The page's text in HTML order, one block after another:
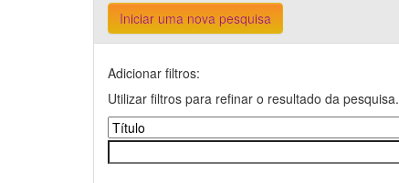
Iniciar uma nova pesquisa
Adicionar filtros:
Utilizar filtros para refinar o resultado da pesquisa.